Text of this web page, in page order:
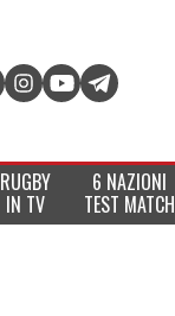
RUGBY
IN TV
6 NAZIONI
TEST MATCH